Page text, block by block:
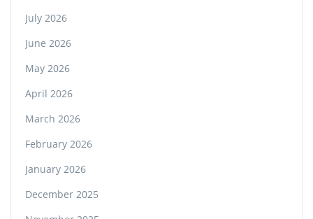
July 2026
June 2026
May 2026
April 2026
March 2026
February 2026
January 2026
December 2025